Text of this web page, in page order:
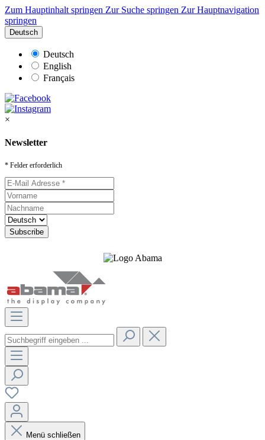
Zum Hauptinhalt springen Zur Suche springen Zur Hauptnavigation
springen
Deutsch
Deutsch
English
Français
×
Newsletter
* Felder erforderlich
Menü schließen